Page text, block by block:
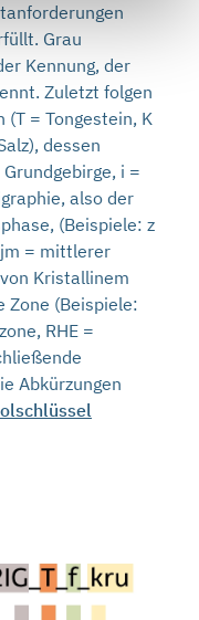
Grau
Kennung, der
Zuletzt folgen
= Tongestein, K
dessen
i =
also der
(Beispiele: z
= mittlerer
Kristallinem
Zone (Beispiele:
RHE =
Abkürzungen